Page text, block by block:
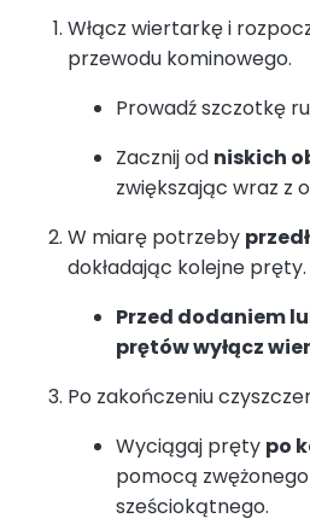
Włącz wiertarkę i
przewodu kominowego.
Prowadź szczotkę
Zacznij od niskich
zwiększając wraz z
W miarę potrzeby
dokładając kolejne pręty.
Przed dodaniem
prętów wyłącz
Po zakończeniu
Wyciągaj pręty po
pomocą
sześciokątnego.